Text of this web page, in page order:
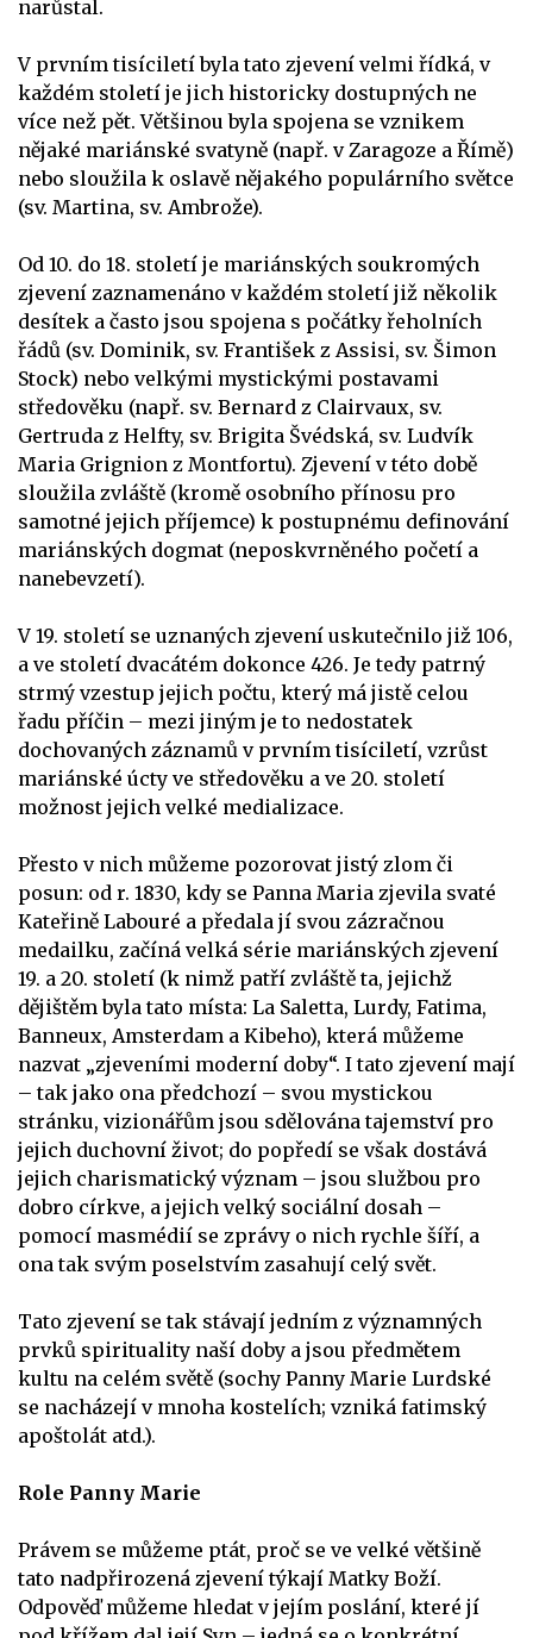
narůstal.
V prvním tisíciletí byla tato zjevení velmi řídká, v
každém století je jich historicky dostupných ne
více než pět. Většinou byla spojena se vznikem
nějaké mariánské svatyně (např. v Zaragoze a Římě)
nebo sloužila k oslavě nějakého populárního světce
(sv. Martina, sv. Ambrože).
Od 10. do 18. století je mariánských soukromých
zjevení zaznamenáno v každém století již několik
desítek a často jsou spojena s počátky řeholních
řádů (sv. Dominik, sv. František z Assisi, sv. Šimon
Stock) nebo velkými mystickými postavami
středověku (např. sv. Bernard z Clairvaux, sv.
Gertruda z Helfty, sv. Brigita Švédská, sv. Ludvík
Maria Grignion z Montfortu). Zjevení v této době
sloužila zvláště (kromě osobního přínosu pro
samotné jejich příjemce) k postupnému definování
mariánských dogmat (neposkvrněného početí a
nanebevzetí).
V 19. století se uznaných zjevení uskutečnilo již 106,
a ve století dvacátém dokonce 426. Je tedy patrný
strmý vzestup jejich počtu, který má jistě celou
řadu příčin – mezi jiným je to nedostatek
dochovaných záznamů v prvním tisíciletí, vzrůst
mariánské úcty ve středověku a ve 20. století
možnost jejich velké medializace.
Přesto v nich můžeme pozorovat jistý zlom či
posun: od r. 1830, kdy se Panna Maria zjevila svaté
Kateřině Labouré a předala jí svou zázračnou
medailku, začíná velká série mariánských zjevení
19. a 20. století (k nimž patří zvláště ta, jejichž
dějištěm byla tato místa: La Saletta, Lurdy, Fatima,
Banneux, Amsterdam a Kibeho), která můžeme
nazvat „zjeveními moderní doby“. I tato zjevení mají
– tak jako ona předchozí – svou mystickou
stránku, vizionářům jsou sdělována tajemství pro
jejich duchovní život; do popředí se však dostává
jejich charismatický význam – jsou službou pro
dobro církve, a jejich velký sociální dosah –
pomocí masmédií se zprávy o nich rychle šíří, a
ona tak svým poselstvím zasahují celý svět.
Tato zjevení se tak stávají jedním z významných
prvků spirituality naší doby a jsou předmětem
kultu na celém světě (sochy Panny Marie Lurdské
se nacházejí v mnoha kostelích; vzniká fatimský
apoštolát atd.).
Role Panny Marie
Právem se můžeme ptát, proč se ve velké většině
tato nadpřirozená zjevení týkají Matky Boží.
Odpověď můžeme hledat v jejím poslání, které jí